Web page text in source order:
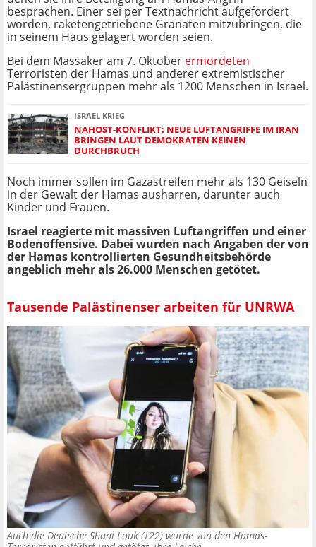
besprachen. Einer sei per Textnachricht aufgefordert
worden, raketengetriebene Granaten mitzubringen, die
in seinem Haus gelagert worden seien.
Bei dem Massaker am 7. Oktober ermordeten
Terroristen der Hamas und anderer extremistischer
Palästinensergruppen mehr als 1200 Menschen in Israel.
ISRAEL KRIEG
NAHOST-KONFLIKT: NEUE LUFTANGRIFFE IM IRAN
BRINGEN LAUT DEMOKRATEN KEINEN
DURCHBRUCH
Noch immer sollen im Gazastreifen mehr als 130 Geiseln
in der Gewalt der Hamas ausharren, darunter auch
Kinder und Frauen.
Israel reagierte mit massiven Luftangriffen und einer
Bodenoffensive. Dabei wurden nach Angaben der von
der Hamas kontrollierten Gesundheitsbehörde
angeblich mehr als 26.000 Menschen getötet.
Tausende Palästinenser arbeiten für UNRWA
Auch die Deutsche Shani Louk (†22) wurde von den Hamas-